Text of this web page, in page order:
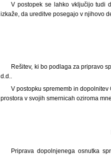
V postopek se lahko vključijo tudi
izkaže, da ureditve posegajo v njihovo
Rešitev, ki bo podlaga za pripravo
d.d..
V postopku sprememb in
prostora v svojih smernicah oziroma
Priprava dopolnjenega osnutka